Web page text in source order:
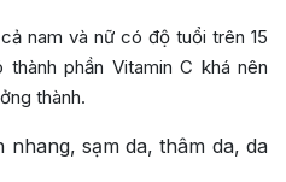
nam và nữ có độ tuổi trên 15
phần Vitamin C khá nên
thành.
nhang, sạm da, thâm da, da